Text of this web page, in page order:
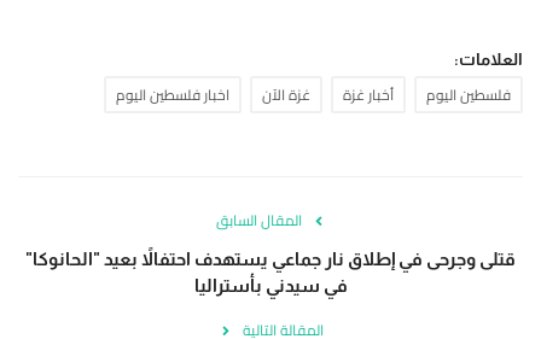
العلامات:
فلسطين اليوم أخبار غزة غزة الآن اخبار فلسطين اليوم
المقال السابق
قتلى وجرحى في إطلاق نار جماعي يستهدف احتفالاً بعيد "الحانوكا"
في سيدني بأستراليا
المقالة التالية